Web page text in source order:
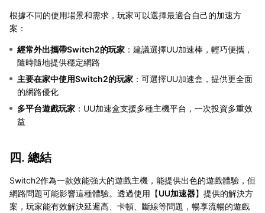
根據不同的使用場景和需求，玩家可以選擇最適合自己的加速方
案：
經常外出攜帶Switch2的玩家 ：建議選擇UU加速棒，輕巧便攜，
隨時隨地提供穩定網路
主要在家中使用Switch2的玩家 ：可選擇UU加速盒，提供更全面
的網路優化
多平台遊戲玩家 ：UU加速盒支援多種主機平台，一次投資多重效
益
四. 總結
Switch2作為一款效能強大的遊戲主機，能提供出色的遊戲體驗，但
網路問題可能影響這種體驗。透過使用【UU加速器】提供的解決方
案，玩家能有效解決延遲高、卡頓、斷線等問題，暢享流暢的遊戲